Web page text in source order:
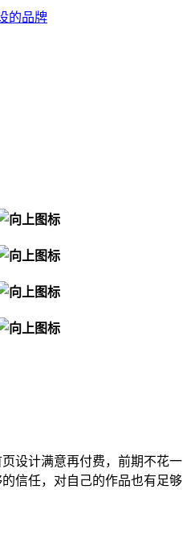
设计满意再付费，前期不花一
信任，对自己的作品也有足够